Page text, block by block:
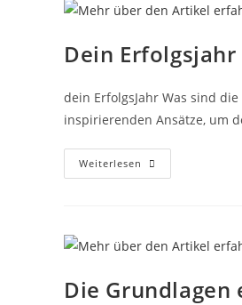
Dein Erfolgsjahr
dein ErfolgsJahr Was sind
inspirierenden Ansätze, um
Weiterlesen Dein
Erfolgsjahr
Die